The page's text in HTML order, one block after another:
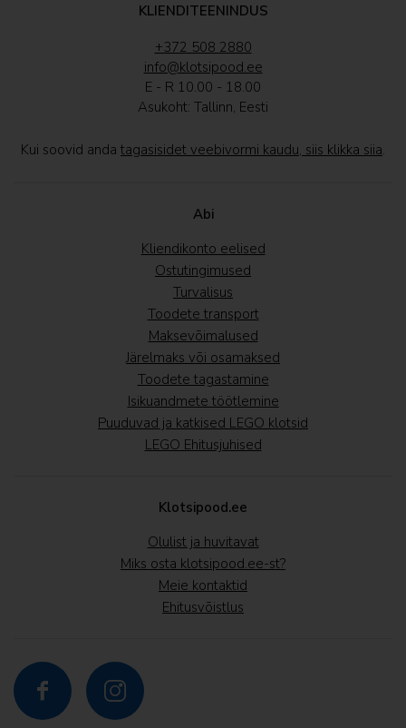
KLIENDITEENINDUS
+372 508 2880
info@klotsipood.ee
E - R 10.00 - 18.00
Asukoht: Tallinn, Eesti
Kui soovid anda tagasisidet veebivormi kaudu, siis klikka siia.
Abi
Kliendikonto eelised
Ostutingimused
Turvalisus
Toodete transport
Maksevõimalused
Järelmaks või osamaksed
Toodete tagastamine
Isikuandmete töötlemine
Puuduvad ja katkised LEGO klotsid
LEGO Ehitusjuhised
Klotsipood.ee
Olulist ja huvitavat
Miks osta klotsipood.ee-st?
Meie kontaktid
Ehitusvõistlus
 